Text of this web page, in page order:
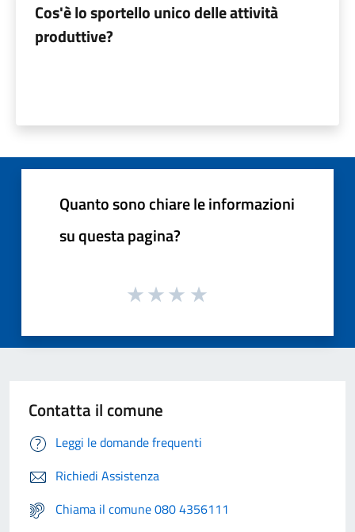
Cos'è lo sportello unico delle attività
produttive?
Quanto sono chiare le informazioni
su questa pagina?
Contatta il comune
Leggi le domande frequenti
Richiedi Assistenza
Chiama il comune 080 4356111